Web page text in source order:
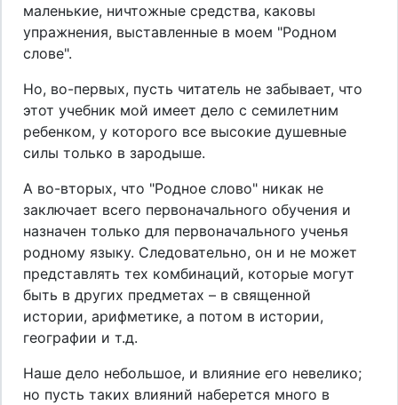
маленькие, ничтожные средства, каковы
упражнения, выставленные в моем "Родном
слове".
Но, во-первых, пусть читатель не забывает, что
этот учебник мой имеет дело с семилетним
ребенком, у которого все высокие душевные
силы только в зародыше.
А во-вторых, что "Родное слово" никак не
заключает всего первоначального обучения и
назначен только для первоначального ученья
родному языку. Следовательно, он и не может
представлять тех комбинаций, которые могут
быть в других предметах – в священной
истории, арифметике, а потом в истории,
географии и т.д.
Наше дело небольшое, и влияние его невелико;
но пусть таких влияний наберется много в